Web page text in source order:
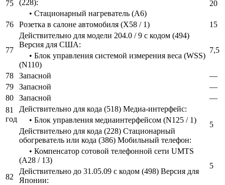
75 (228):
20
• Стационарный нагреватель (A6)
76
Розетка в салоне автомобиля (X58 / 1) 15
77
Действительно для модели 204.0 / 9 с кодом (494)
Версия для США:
7,5
• Блок управления системой измерения веса (WSS)
(N110)
78
Запасной
—
79
Запасной
—
80
Запасной
—
81
год
Действительно для кода (518) Медиа-интерфейс:
5
• Блок управления медиаинтерфейсом (N125 / 1)
82
Действительно для кода (228) Стационарный
обогреватель или кода (386) Мобильный телефон:
• Компенсатор сотовой телефонной сети UMTS
(A28 / 13)
5
Действительно до 31.05.09 с кодом (498) Версия для
Японии: